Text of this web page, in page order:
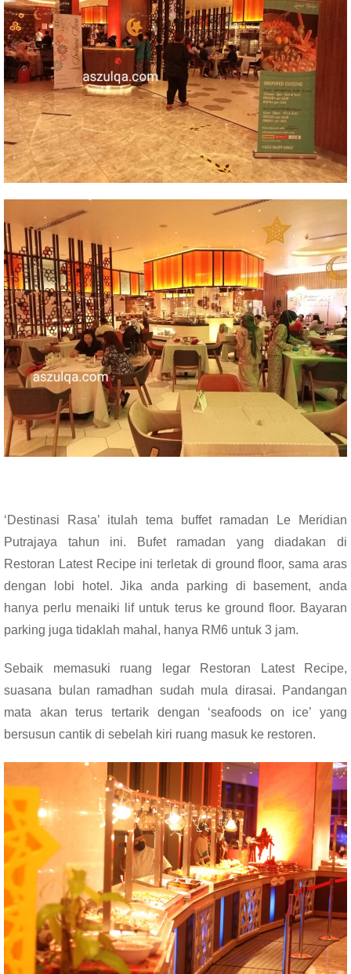
‘Destinasi Rasa’ itulah tema buffet ramadan Le Meridian
Putrajaya tahun ini. Bufet ramadan yang diadakan di
Restoran Latest Recipe ini terletak di ground floor, sama aras
dengan lobi hotel. Jika anda parking di basement, anda
hanya perlu menaiki lif untuk terus ke ground floor. Bayaran
parking juga tidaklah mahal, hanya RM6 untuk 3 jam.
Sebaik memasuki ruang legar Restoran Latest Recipe,
suasana bulan ramadhan sudah mula dirasai. Pandangan
mata akan terus tertarik dengan ‘seafoods on ice’ yang
bersusun cantik di sebelah kiri ruang masuk ke restoren.